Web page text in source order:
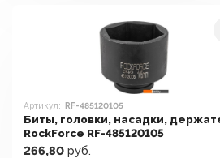
Артикул: RF-485120105
Биты, головки, насадки,
RockForce RF-485120105
266,80 руб.